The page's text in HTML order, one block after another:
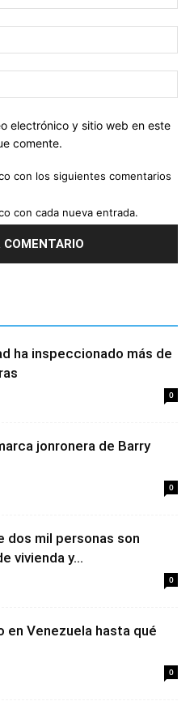
electrónico y sitio web en este
comente.
con los siguientes comentarios
con cada nueva entrada.
ha inspeccionado más de
0
jonronera de Barry
0
dos mil personas son
vivienda y...
0
en Venezuela hasta qué
0